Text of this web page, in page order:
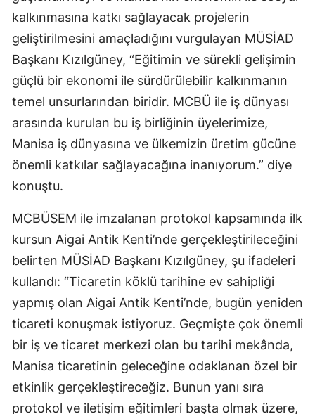
kalkınmasına katkı sağlayacak projelerin
geliştirilmesini amaçladığını vurgulayan MÜSİAD
Başkanı Kızılgüney, “Eğitimin ve sürekli gelişimin
güçlü bir ekonomi ile sürdürülebilir kalkınmanın
temel unsurlarından biridir. MCBÜ ile iş dünyası
arasında kurulan bu iş birliğinin üyelerimize,
Manisa iş dünyasına ve ülkemizin üretim gücüne
önemli katkılar sağlayacağına inanıyorum.” diye
konuştu.
MCBÜSEM ile imzalanan protokol kapsamında ilk
kursun Aigai Antik Kenti’nde gerçekleştirileceğini
belirten MÜSİAD Başkanı Kızılgüney, şu ifadeleri
kullandı: “Ticaretin köklü tarihine ev sahipliği
yapmış olan Aigai Antik Kenti’nde, bugün yeniden
ticareti konuşmak istiyoruz. Geçmişte çok önemli
bir iş ve ticaret merkezi olan bu tarihi mekânda,
Manisa ticaretinin geleceğine odaklanan özel bir
etkinlik gerçekleştireceğiz. Bunun yanı sıra
protokol ve iletişim eğitimleri başta olmak üzere,